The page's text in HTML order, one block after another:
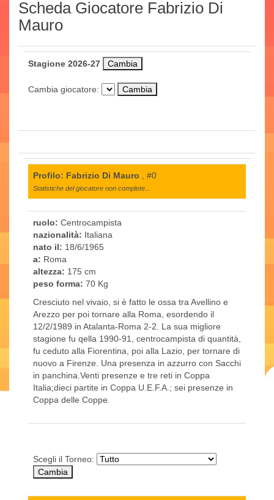
Scheda Giocatore Fabrizio Di
Mauro
Stagione 2026-27
Cambia giocatore:
Profilo: Fabrizio Di Mauro , #0
Statistiche del giocatore non complete...
ruolo: Centrocampista
nazionalità: Italiana
nato il: 18/6/1965
a: Roma
altezza: 175 cm
peso forma: 70 Kg
Cresciuto nel vivaio, si è fatto le ossa tra Avellino e
Arezzo per poi tornare alla Roma, esordendo il
12/2/1989 in Atalanta-Roma 2-2. La sua migliore
stagione fu qella 1990-91, centrocampista di quantità,
fu ceduto alla Fiorentina, poi alla Lazio, per tornare di
nuovo a Firenze. Una presenza in azzurro con Sacchi
in panchina.Venti presenze e tre reti in Coppa
Italia;dieci partite in Coppa U.E.F.A.; sei presenze in
Coppa delle Coppe.
Scegli il Torneo: